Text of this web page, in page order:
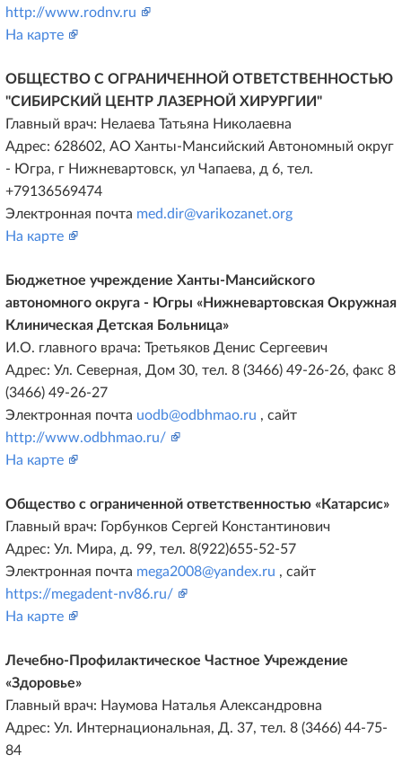
http://www.rodnv.ru
На карте
ОБЩЕСТВО С ОГРАНИЧЕННОЙ ОТВЕТСТВЕННОСТЬЮ
"СИБИРСКИЙ ЦЕНТР ЛАЗЕРНОЙ ХИРУРГИИ"
Главный врач: Нелаева Татьяна Николаевна
Адрес: 628602, АО Ханты-Мансийский Автономный округ
- Югра, г Нижневартовск, ул Чапаева, д 6, тел.
+79136569474
Электронная почта med.dir@varikozanet.org
На карте
Бюджетное учреждение Ханты-Мансийского
автономного округа - Югры «Нижневартовская Окружная
Клиническая Детская Больница»
И.О. главного врача: Третьяков Денис Сергеевич
Адрес: Ул. Северная, Дом 30, тел. 8 (3466) 49-26-26, факс 8
(3466) 49-26-27
Электронная почта uodb@odbhmao.ru , сайт
http://www.odbhmao.ru/
На карте
Общество c ограниченной ответственностью «Катарсис»
Главный врач: Горбунков Сергей Константинович
Адрес: Ул. Мира, д. 99, тел. 8(922)655-52-57
Электронная почта mega2008@yandex.ru , сайт
https://megadent-nv86.ru/
На карте
Лечебно-Профилактическое Частное Учреждение
«Здоровье»
Главный врач: Наумова Наталья Александровна
Адрес: Ул. Интернациональная, Д. 37, тел. 8 (3466) 44-75-
84